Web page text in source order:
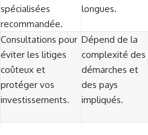
spécialisées
recommandée.
longues.
Consultations pour
éviter les litiges
coûteux et
protéger vos
investissements.
Dépend de la
complexité des
démarches et
des pays
impliqués.